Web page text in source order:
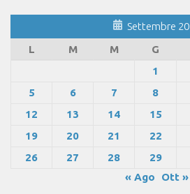
Settembre
L
M M G
1
5
6 7 8
12
13 14 15
19
20 21 22
26
27 28 29
« Ago
Ott »